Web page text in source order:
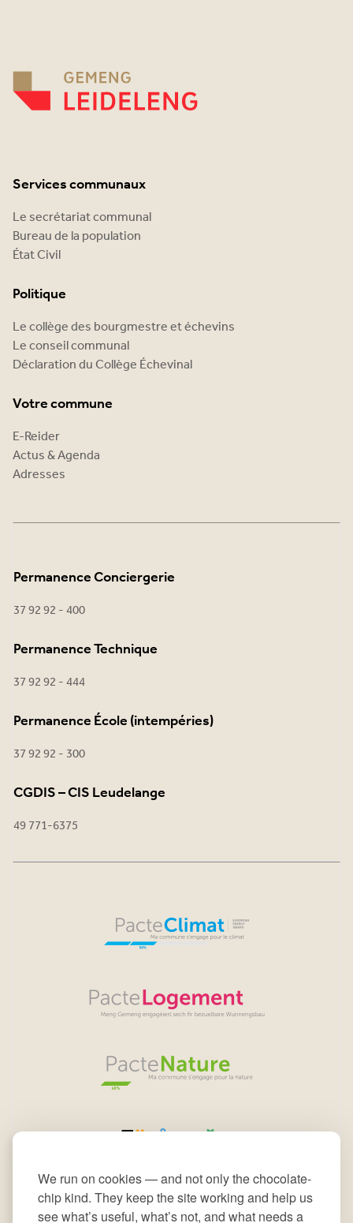
We run on cookies — and not only the chocolate-
chip kind. They keep the site working and help us
see what’s useful, what’s not, and what needs a
Services communaux
Le secrétariat communal
Bureau de la population
État Civil
Politique
Le collège des bourgmestre et échevins
Le conseil communal
Déclaration du Collège Échevinal
Votre commune
E-Reider
Actus & Agenda
Adresses
Permanence Conciergerie
37 92 92 - 400
Permanence Technique
37 92 92 - 444
Permanence École (intempéries)
37 92 92 - 300
CGDIS – CIS Leudelange
49 771-6375